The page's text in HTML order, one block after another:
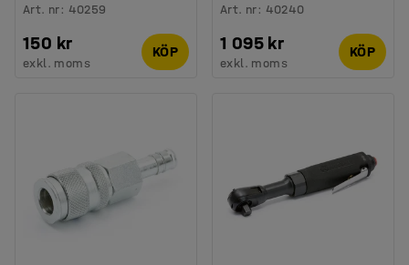
Art. nr: 40259
150 kr
exkl. moms
KÖP
Art. nr: 40240
1 095 kr
exkl. moms
KÖP